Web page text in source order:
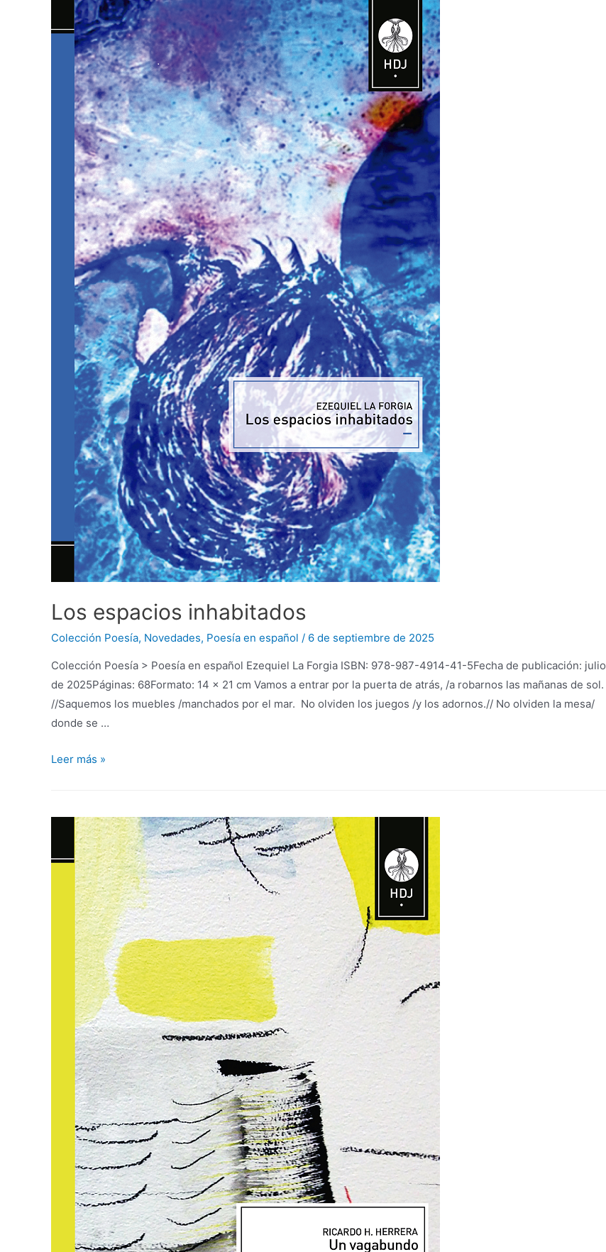
Los espacios inhabitados
Colección Poesía, Novedades, Poesía en español / 6 de septiembre de 2025
Colección Poesía > Poesía en español Ezequiel La Forgia ISBN: 978-987-4914-41-5Fecha de publicación: julio
de 2025Páginas: 68Formato: 14 x 21 cm Vamos a entrar por la puerta de atrás, /a robarnos las mañanas de sol.
//Saquemos los muebles /manchados por el mar. No olviden los juegos /y los adornos.// No olviden la mesa/
donde se …
Leer más »